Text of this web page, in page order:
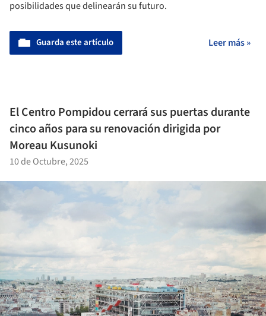
posibilidades que delinearán su futuro.
Guarda este artículo Leer más »
El Centro Pompidou cerrará sus puertas durante
cinco años para su renovación dirigida por
Moreau Kusunoki
10 de Octubre, 2025